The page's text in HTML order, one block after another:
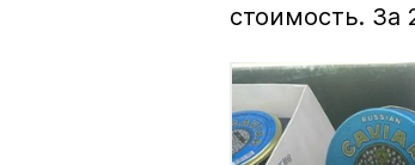
стоимость. За